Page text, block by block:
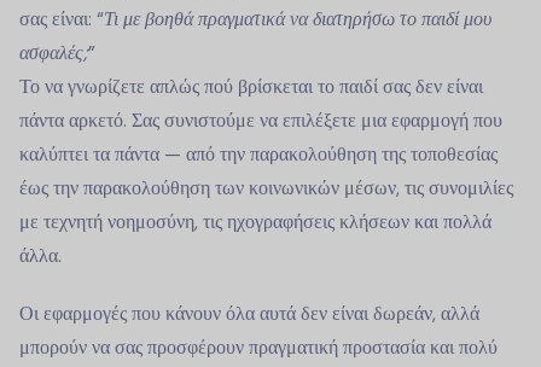
σας είναι: “Τι με βοηθά πραγματικά να διατηρήσω το παιδί μου
ασφαλές;”
Το να γνωρίζετε απλώς πού βρίσκεται το παιδί σας δεν είναι
πάντα αρκετό. Σας συνιστούμε να επιλέξετε μια εφαρμογή που
καλύπτει τα πάντα — από την παρακολούθηση της τοποθεσίας
έως την παρακολούθηση των κοινωνικών μέσων, τις συνομιλίες
με τεχνητή νοημοσύνη, τις ηχογραφήσεις κλήσεων και πολλά
άλλα.
Οι εφαρμογές που κάνουν όλα αυτά δεν είναι δωρεάν, αλλά
μπορούν να σας προσφέρουν πραγματική προστασία και πολύ